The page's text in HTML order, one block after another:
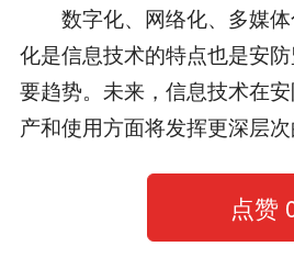
数字化、网络化、多媒体
化是信息技术的特点也是安
要趋势。未来，信息技术在
产和使用方面将发挥更深层次
点赞